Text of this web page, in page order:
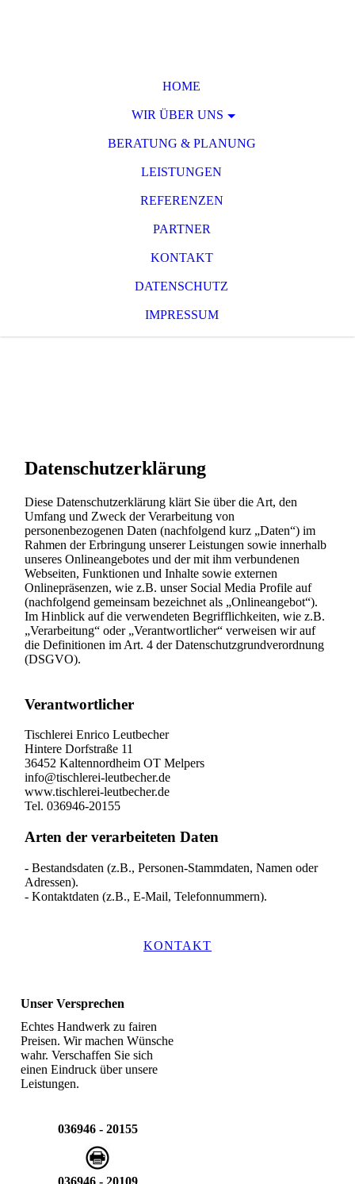
HOME
WIR ÜBER UNS
BERATUNG & PLANUNG
LEISTUNGEN
REFERENZEN
PARTNER
KONTAKT
DATENSCHUTZ
IMPRESSUM
KONTAKT
Unser Versprechen
Echtes Handwerk zu fairen
Preisen. Wir machen Wünsche
wahr. Verschaffen Sie sich
einen Eindruck über unsere
Leistungen.
036946 - 20155